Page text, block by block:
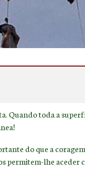
Quando toda a
do que a
permitem-lhe aceder